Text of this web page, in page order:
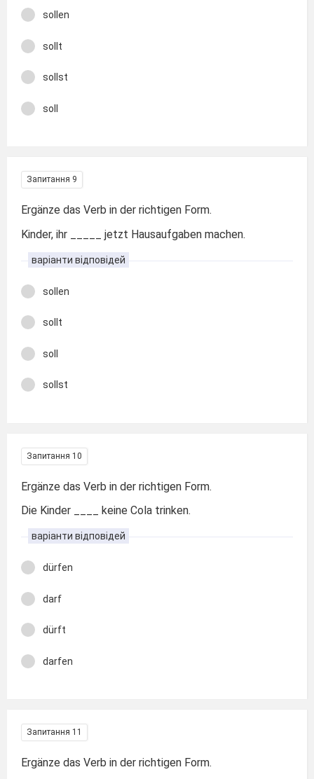
sollen
sollt
sollst
soll
Запитання 9
Ergänze das Verb in der richtigen Form.
Kinder, ihr _____ jetzt Hausaufgaben machen.
варіанти відповідей
sollen
sollt
soll
sollst
Запитання 10
Ergänze das Verb in der richtigen Form.
Die Kinder ____ keine Cola trinken.
варіанти відповідей
dürfen
darf
dürft
darfen
Запитання 11
Ergänze das Verb in der richtigen Form.